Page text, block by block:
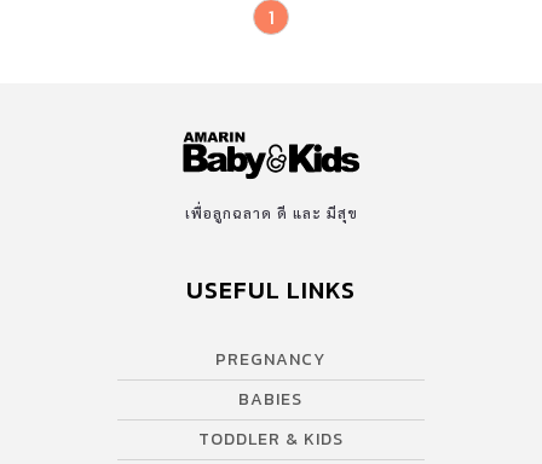
1
เพื่อลูกฉลาด ดี และ มีสุข
USEFUL LINKS
PREGNANCY
BABIES
TODDLER & KIDS